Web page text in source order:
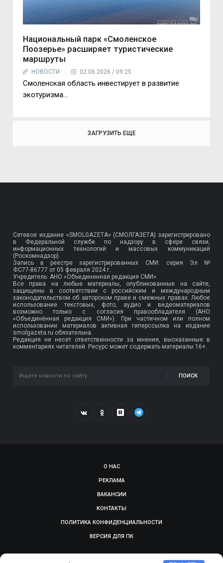
Национальный парк «Смоленское
Поозерье» расширяет туристические
маршруты
НОВОСТИ 02.06.2026 / 09:25
Смоленская область инвестирует в развитие
экотуризма...
ЗАГРУЗИТЬ ЕЩЕ
Сетевое издание «SMOLGAZETA» (СМОЛГАЗЕТА) зарегистрировано
в Федеральной службе по надзору в сфере связи,
информационных технологий и массовых коммуникаций
(Роскомнадзор).
Запись в реестре зарегистрированных СМИ: серия Эл №
ФС77-86777 от 05 февраля 2024 г.
Учредитель: АНО «Объединенная редакция СМИ».
Все права на любые материалы, опубликованные на сайте,
защищены в соответствии с российским и международным
законодательством об авторском праве и смежных правах. Любое
использование текстовых, фото, аудио и видеоматериалов
возможно только с согласия правообладателя (АНО
«Объединённая редакция СМИ»). При частичном или полном
использовании материалов активная гиперссылка на издание
smolgazeta.ru обязательна.
Редакция не несет ответственности за мнения, высказанные в
комментариях читателей. Ресурс может содержать материалы 16+.
ПОИСК
О НАС
РЕКЛАМА
ВАКАНСИИ
КОНТАКТЫ
ПОЛИТИКА КОНФИДЕНЦИАЛЬНОСТИ
ВЕРСИЯ ДЛЯ ПК